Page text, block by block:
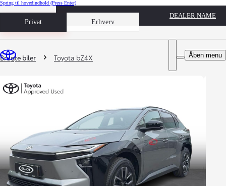
Spring til hovedindhold (Press Enter)
Privat Erhverv
Book prøvetur
DEALER NAME
Åben menu
Du er her
Brugte biler Toyota bZ4X